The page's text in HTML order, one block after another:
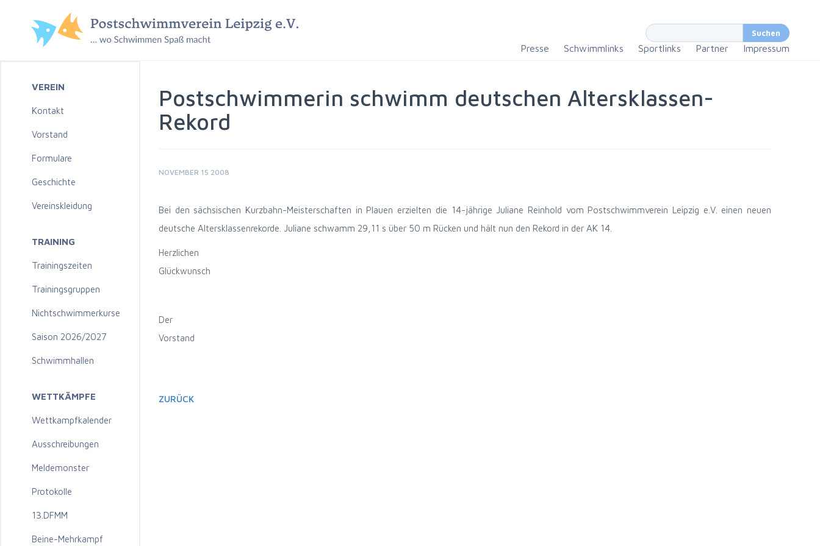
Presse Schwimmlinks Sportlinks Partner Impressum
VEREIN
Kontakt
Vorstand
Formulare
Geschichte
Vereinskleidung
TRAINING
Trainingszeiten
Trainingsgruppen
Nichtschwimmerkurse
Saison 2026/2027
Schwimmhallen
WETTKÄMPFE
Wettkampfkalender
Ausschreibungen
Meldemonster
Protokolle
13.DFMM
Beine-Mehrkampf
Postschwimmerin schwimm deutschen Altersklassen-
Rekord
NOVEMBER 15 2008
Bei den sächsischen Kurzbahn-Meisterschaften in Plauen erzielten die 14-jährige Juliane Reinhold vom Postschwimmverein Leipzig e.V. einen neuen
deutsche Altersklassenrekorde. Juliane schwamm 29,11 s über 50 m Rücken und hält nun den Rekord in der AK 14.
Herzlichen
Glückwunsch
Der
Vorstand
ZURÜCK